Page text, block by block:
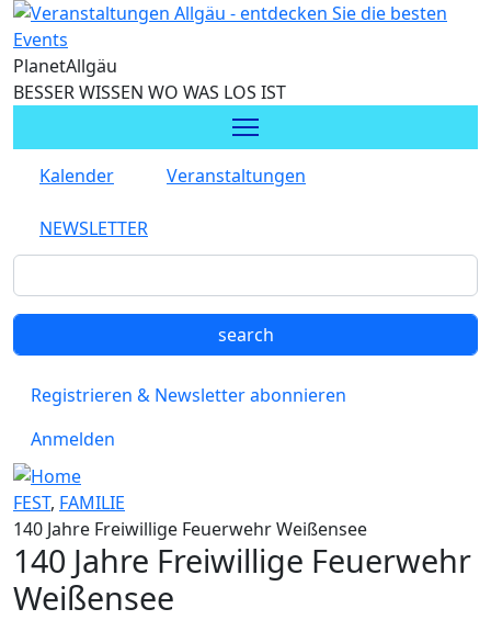
Direkt zum Inhalt
PlanetAllgäu
BESSER WISSEN WO WAS LOS IST
Kalender Veranstaltungen
NEWSLETTER
Registrieren & Newsletter abonnieren
Anmelden
FEST, FAMILIE
140 Jahre Freiwillige Feuerwehr Weißensee
140 Jahre Freiwillige Feuerwehr
Weißensee